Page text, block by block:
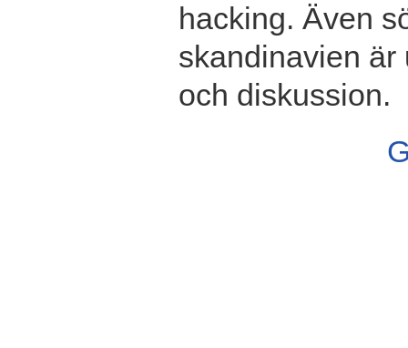
hacking. Även
skandinavien är
och diskussion.